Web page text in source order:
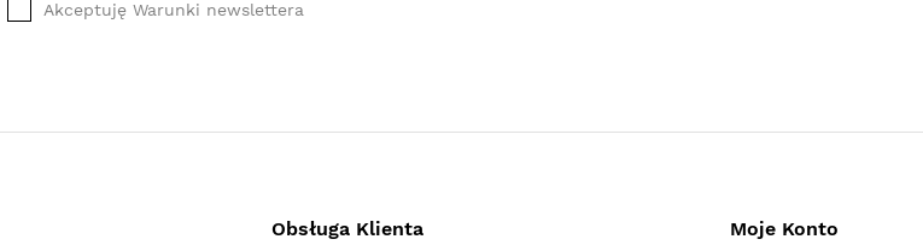
Akceptuję Warunki newslettera
Obsługa Klienta Moje Konto